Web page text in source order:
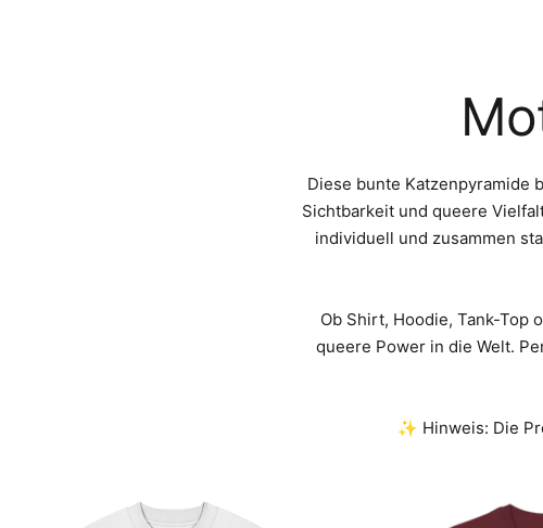
Diese bunte Katzenpyramide
Sichtbarkeit und queere
individuell und zusammen
Ob Shirt, Hoodie, Tank-Top
queere Power in die Welt.
✨ Hinweis: Die